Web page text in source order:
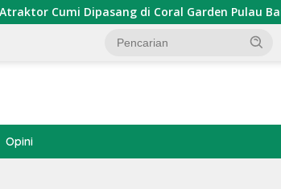
Dipasang di Coral Garden Pulau Barrang
Opini